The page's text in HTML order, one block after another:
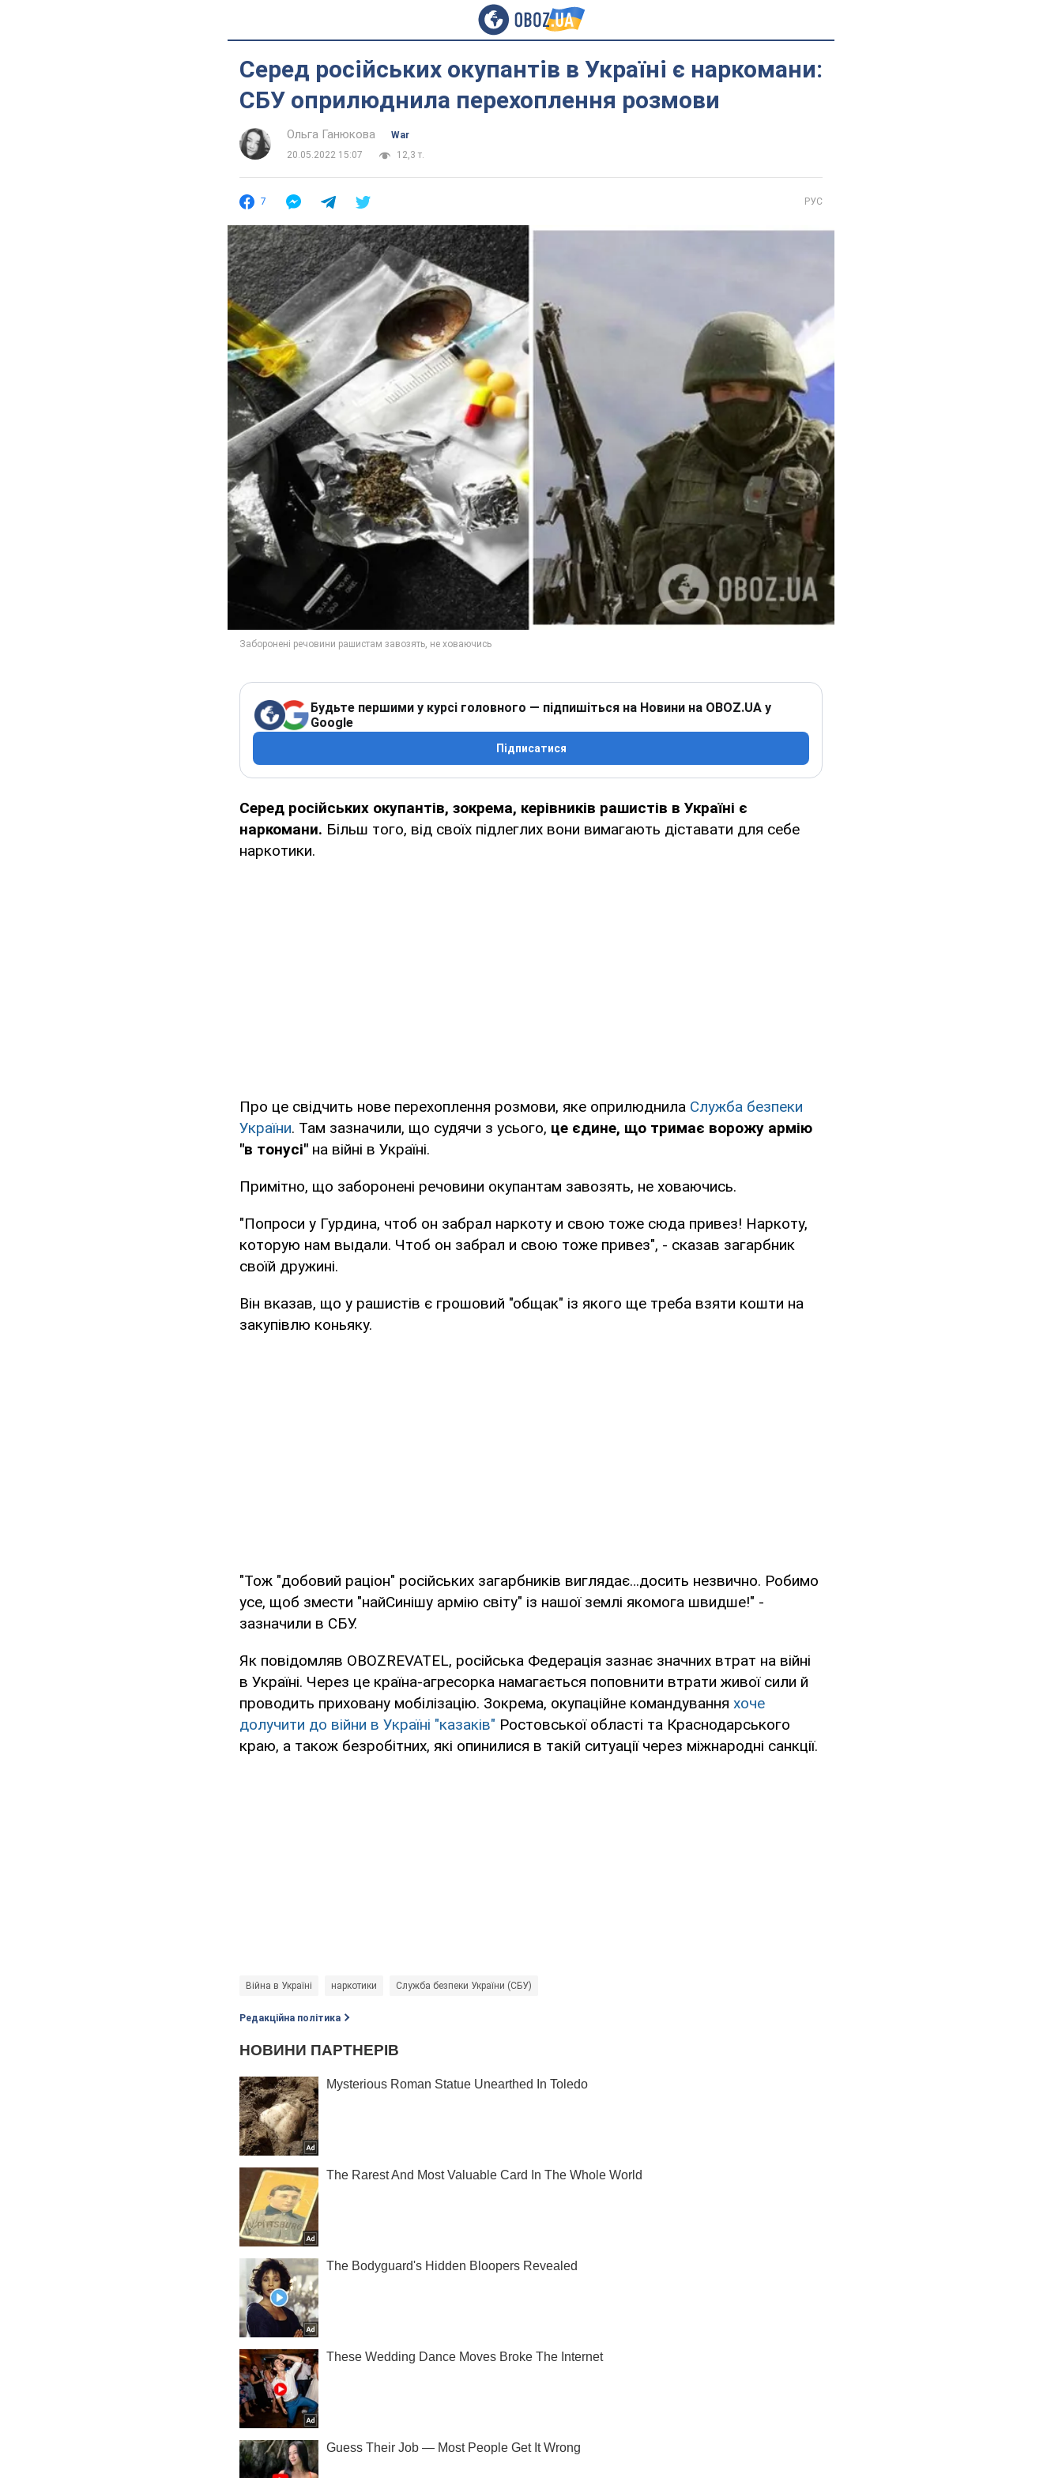
Серед російських окупантів в Україні є наркомани:
СБУ оприлюднила перехоплення розмови
Ольга Ганюкова
War
20.05.2022 15:07
12,3 т.
7 РУС
Будьте першими у курсі головного — підпишіться на Новини на OBOZ.UA у
Google
Підписатися
Серед російських окупантів, зокрема, керівників рашистів в Україні є
наркомани. Більш того, від своїх підлеглих вони вимагають діставати для себе
наркотики.
Про це свідчить нове перехоплення розмови, яке оприлюднила Служба безпеки
України. Там зазначили, що судячи з усього, це єдине, що тримає ворожу армію
"в тонусі" на війні в Україні.
Примітно, що заборонені речовини окупантам завозять, не ховаючись.
"Попроси у Гурдина, чтоб он забрал наркоту и свою тоже сюда привез! Наркоту,
которую нам выдали. Чтоб он забрал и свою тоже привез", - сказав загарбник
своїй дружині.
Він вказав, що у рашистів є грошовий "общак" із якого ще треба взяти кошти на
закупівлю коньяку.
"Тож "добовий раціон" російських загарбників виглядає…досить незвично. Робимо
усе, щоб змести "найСинішу армію світу" із нашої землі якомога швидше!" -
зазначили в СБУ.
Як повідомляв OBOZREVATEL, російська Федерація зазнає значних втрат на війні
в Україні. Через це країна-агресорка намагається поповнити втрати живої сили й
проводить приховану мобілізацію. Зокрема, окупаційне командування хоче
долучити до війни в Україні "казаків" Ростовської області та Краснодарського
краю, а також безробітних, які опинилися в такій ситуації через міжнародні санкції.
Війна в Україні наркотики Служба безпеки України (СБУ)
Редакційна політика